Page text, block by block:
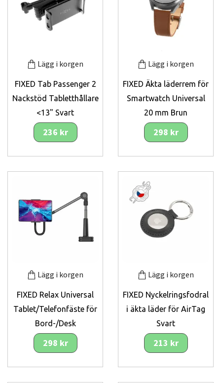
Lägg i korgen
FIXED Tab Passenger 2
Nackstöd Tabletthållare
<13" Svart
236 kr
Lägg i korgen
FIXED Äkta läderrem för
Smartwatch Universal
20 mm Brun
298 kr
Lägg i korgen
FIXED Relax Universal
Tablet/Telefonfäste för
Bord-/Desk
298 kr
Lägg i korgen
FIXED Nyckelringsfodral
i äkta läder för AirTag
Svart
213 kr